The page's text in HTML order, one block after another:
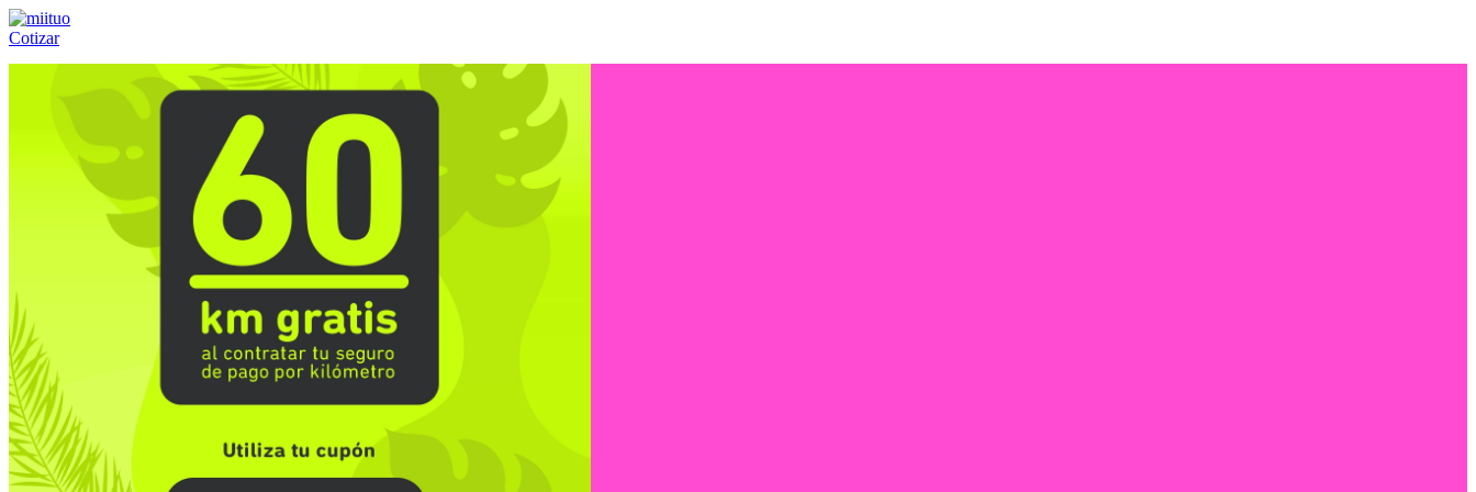
Cotizar
(55) 84-21-05-00ó800-953-00-59